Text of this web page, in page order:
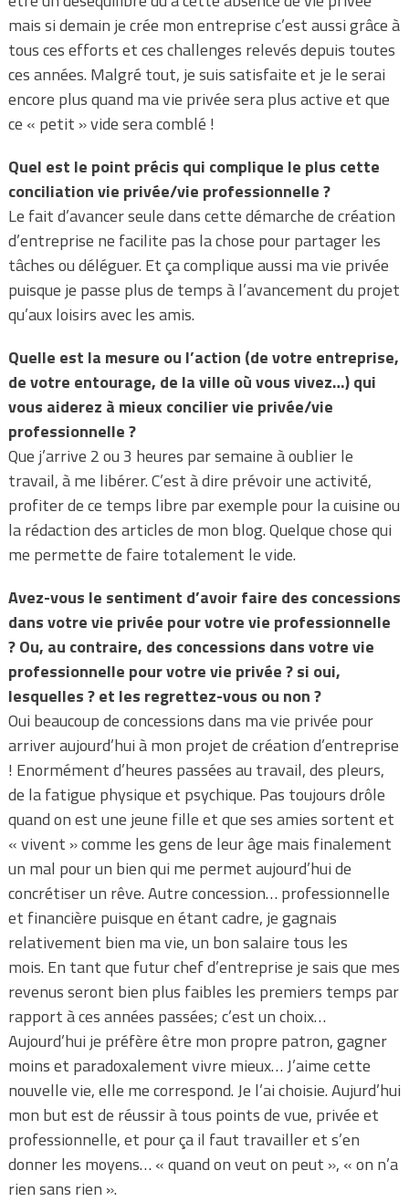
mais si demain je crée mon entreprise c’est aussi grâce à
tous ces efforts et ces challenges relevés depuis toutes
ces années. Malgré tout, je suis satisfaite et je le serai
encore plus quand ma vie privée sera plus active et que
ce « petit » vide sera comblé !
Quel est le point précis qui complique le plus cette
conciliation vie privée/vie professionnelle ?
Le fait d’avancer seule dans cette démarche de création
d’entreprise ne facilite pas la chose pour partager les
tâches ou déléguer. Et ça complique aussi ma vie privée
puisque je passe plus de temps à l’avancement du projet
qu’aux loisirs avec les amis.
Quelle est la mesure ou l’action (de votre entreprise,
de votre entourage, de la ville où vous vivez…) qui
vous aiderez à mieux concilier vie privée/vie
professionnelle ?
Que j’arrive 2 ou 3 heures par semaine à oublier le
travail, à me libérer. C’est à dire prévoir une activité,
profiter de ce temps libre par exemple pour la cuisine ou
la rédaction des articles de mon blog. Quelque chose qui
me permette de faire totalement le vide.
Avez-vous le sentiment d’avoir faire des concessions
dans votre vie privée pour votre vie professionnelle
? Ou, au contraire, des concessions dans votre vie
professionnelle pour votre vie privée ? si oui,
lesquelles ? et les regrettez-vous ou non ?
Oui beaucoup de concessions dans ma vie privée pour
arriver aujourd’hui à mon projet de création d’entreprise
! Enormément d’heures passées au travail, des pleurs,
de la fatigue physique et psychique. Pas toujours drôle
quand on est une jeune fille et que ses amies sortent et
« vivent » comme les gens de leur âge mais finalement
un mal pour un bien qui me permet aujourd’hui de
concrétiser un rêve. Autre concession… professionnelle
et financière puisque en étant cadre, je gagnais
relativement bien ma vie, un bon salaire tous les
mois. En tant que futur chef d’entreprise je sais que mes
revenus seront bien plus faibles les premiers temps par
rapport à ces années passées; c’est un choix…
Aujourd’hui je préfère être mon propre patron, gagner
moins et paradoxalement vivre mieux… J’aime cette
nouvelle vie, elle me correspond. Je l’ai choisie. Aujurd’hui
mon but est de réussir à tous points de vue, privée et
professionnelle, et pour ça il faut travailler et s’en
donner les moyens… « quand on veut on peut », « on n’a
rien sans rien ».